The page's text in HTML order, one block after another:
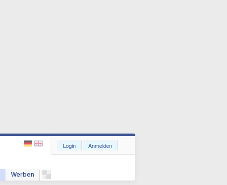
Werben
Login Anmelden